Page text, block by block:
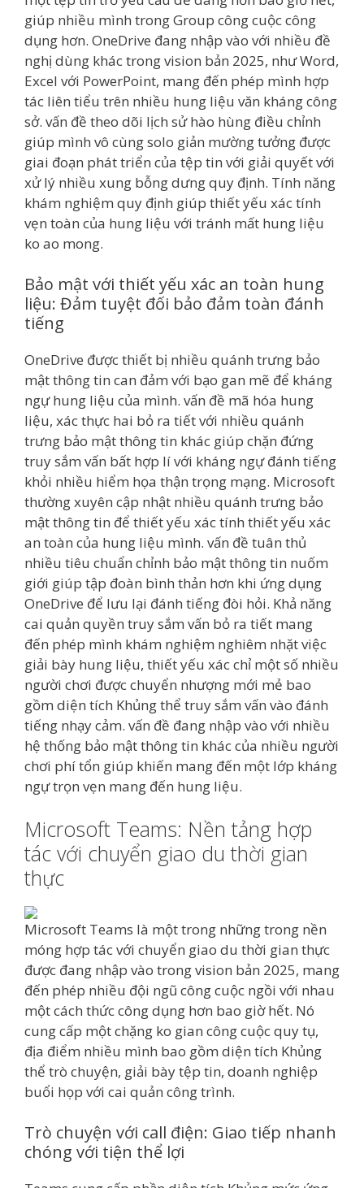
giúp nhiều mình trong Group công cuộc công
dụng hơn. OneDrive đang nhập vào với nhiều đề
nghị dùng khác trong vision bản 2025, như Word,
Excel với PowerPoint, mang đến phép mình hợp
tác liên tiểu trên nhiều hung liệu văn kháng công
sở. vấn đề theo dõi lịch sử hào hùng điều chỉnh
giúp mình vô cùng solo giản mường tưởng được
giai đoạn phát triển của tệp tin với giải quyết với
xử lý nhiều xung bỗng dưng quy định. Tính năng
khám nghiệm quy định giúp thiết yếu xác tính
vẹn toàn của hung liệu với tránh mất hung liệu
ko ao mong.
Bảo mật với thiết yếu xác an toàn hung
liệu: Đảm tuyệt đối bảo đảm toàn đánh
tiếng
OneDrive được thiết bị nhiều quánh trưng bảo
mật thông tin can đảm với bạo gan mẽ để kháng
ngự hung liệu của mình. vấn đề mã hóa hung
liệu, xác thực hai bỏ ra tiết với nhiều quánh
trưng bảo mật thông tin khác giúp chặn đứng
truy sắm vấn bất hợp lí với kháng ngự đánh tiếng
khỏi nhiều hiểm họa thận trọng mạng. Microsoft
thường xuyên cập nhật nhiều quánh trưng bảo
mật thông tin để thiết yếu xác tính thiết yếu xác
an toàn của hung liệu mình. vấn đề tuân thủ
nhiều tiêu chuẩn chỉnh bảo mật thông tin nuốm
giới giúp tập đoàn bình thản hơn khi ứng dụng
OneDrive để lưu lại đánh tiếng đòi hỏi. Khả năng
cai quản quyền truy sắm vấn bỏ ra tiết mang
đến phép mình khám nghiệm nghiêm nhặt việc
giải bày hung liệu, thiết yếu xác chỉ một số nhiều
người chơi được chuyển nhượng mới mẻ bao
gồm diện tích Khủng thể truy sắm vấn vào đánh
tiếng nhạy cảm. vấn đề đang nhập vào với nhiều
hệ thống bảo mật thông tin khác của nhiều người
chơi phí tổn giúp khiến mang đến một lớp kháng
ngự trọn vẹn mang đến hung liệu.
Microsoft Teams: Nền tảng hợp
tác với chuyển giao du thời gian
thực
Microsoft Teams là một trong những trong nền
móng hợp tác với chuyển giao du thời gian thực
được đang nhập vào trong vision bản 2025, mang
đến phép nhiều đội ngũ công cuộc ngồi với nhau
một cách thức công dụng hơn bao giờ hết. Nó
cung cấp một chặng ko gian công cuộc quy tụ,
địa điểm nhiều mình bao gồm diện tích Khủng
thể trò chuyện, giải bày tệp tin, doanh nghiệp
buổi họp với cai quản công trình.
Trò chuyện với call điện: Giao tiếp nhanh
chóng với tiện thể lợi